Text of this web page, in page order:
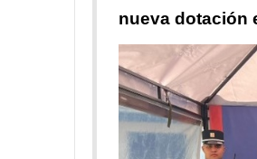
nueva dotación